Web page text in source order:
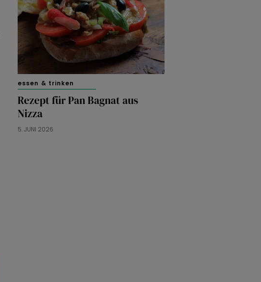
essen & trinken
Rezept für Pan Bagnat aus
Nizza
5. JUNI 2026